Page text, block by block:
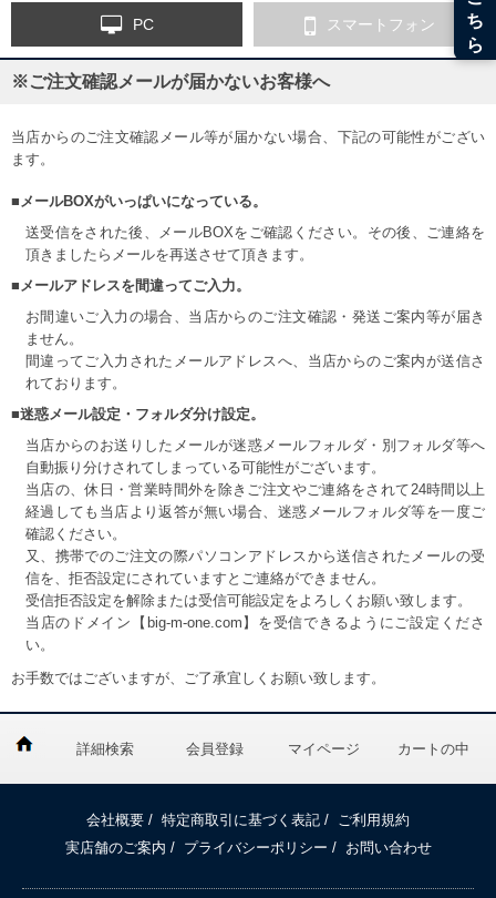
PC スマートフォン
※ご注文確認メールが届かないお客様へ
当店からのご注文確認メール等が届かない場合、下記の可能性がござい
ます。
■メールBOXがいっぱいになっている。
送受信をされた後、メールBOXをご確認ください。その後、ご連絡を
頂きましたらメールを再送させて頂きます。
■メールアドレスを間違ってご入力。
お間違いご入力の場合、当店からのご注文確認・発送ご案内等が届き
ません。
間違ってご入力されたメールアドレスへ、当店からのご案内が送信さ
れております。
■迷惑メール設定・フォルダ分け設定。
当店からのお送りしたメールが迷惑メールフォルダ・別フォルダ等へ
自動振り分けされてしまっている可能性がございます。
当店の、休日・営業時間外を除きご注文やご連絡をされて24時間以上
経過しても当店より返答が無い場合、迷惑メールフォルダ等を一度ご
確認ください。
又、携帯でのご注文の際パソコンアドレスから送信されたメールの受
信を、拒否設定にされていますとご連絡ができません。
受信拒否設定を解除または受信可能設定をよろしくお願い致します。
当店のドメイン【big-m-one.com】を受信できるようにご設定くださ
い。
お手数ではございますが、ご了承宜しくお願い致します。
詳細検索 会員登録 マイページ カートの中
会社概要 / 特定商取引に基づく表記 /
ご利用規約
実店舗のご案内 / プライバシーポリシー / お問い合わせ